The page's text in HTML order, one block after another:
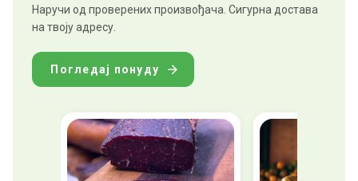
Наручи од проверених произвођача. Сигурна достава
на твоју адресу.
Погледај понуду